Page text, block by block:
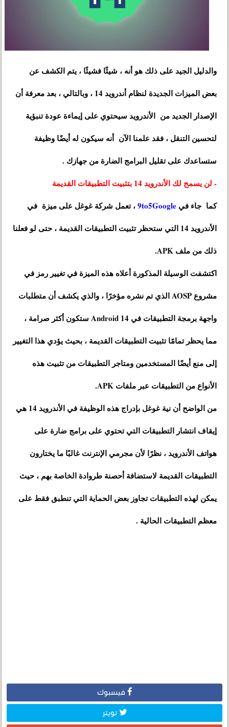
والدليل الجيد على ذلك هو أنه ، شيئًا فشيئًا ، يتم الكشف عن
بعض الميزات الجديدة لنظام أندرويد 14 ، وبالتالي ، بعد معرفة أن
الإصدار الجديد من الأندرويد سيحتوي على إيماءة عودة تنبؤية
لتحسين التنقل ، فقد علمنا الآن أنه سيكون له أيضًا وظيفة
ستساعدك على تقليل البرامج الضارة من جهازك .
- لن يسمح لك الأندرويد 14 بتثبيت التطبيقات القديمة
كما جاء في9to5Google، تعمل شركة غوغل على ميزة في
الأندرويد 14 التي ستحظر تثبيت التطبيقات القديمة ، حتى لو فعلنا
ذلك من ملف APK.
اكتشفت الوسيلة المذكورة أعلاه هذه الميزة في تغيير رمز في
مشروع AOSP الذي تم نشره مؤخرًا ، والذي يكشف أن متطلبات
واجهة برمجة التطبيقات في Android 14 ستكون أكثر صرامة ،
مما يحظر تمامًا تثبيت التطبيقات القديمة ، بحيث يؤدي هذا التغيير
إلى منع أيضًا المستخدمين ومتاجر التطبيقات من تثبيت هذه
الأنواع من التطبيقات عبر ملفات APK.
من الواضح أن نية غوغل بإدراج هذه الوظيفة في الأندرويد 14 هي
إيقاف انتشار التطبيقات التي تحتوي على برامج ضارة على
هواتف الأندرويد ، نظرًا لأن مجرمي الإنترنت غالبًا ما يختارون
التطبيقات القديمة لاستضافة أحصنة طروادة الخاصة بهم ، حيث
يمكن لهذه التطبيقات تجاوز بعض الحماية التي تنطبق فقط على
معظم التطبيقات الحالية .
فيسبوك
تويتر